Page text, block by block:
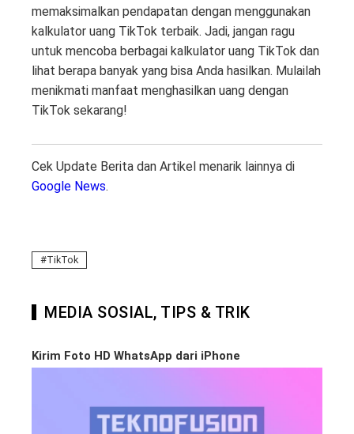
memaksimalkan pendapatan dengan menggunakan
kalkulator uang TikTok terbaik. Jadi, jangan ragu
untuk mencoba berbagai kalkulator uang TikTok dan
lihat berapa banyak yang bisa Anda hasilkan. Mulailah
menikmati manfaat menghasilkan uang dengan
TikTok sekarang!
Cek Update Berita dan Artikel menarik lainnya di
Google News.
TikTok
MEDIA SOSIAL, TIPS & TRIK
Kirim Foto HD WhatsApp dari iPhone